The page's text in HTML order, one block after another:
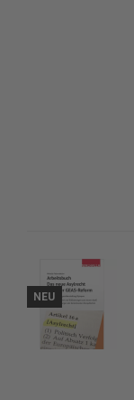
NEU